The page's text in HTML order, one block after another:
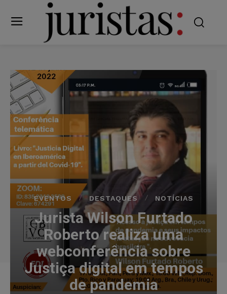
EVENTOS DESTAQUES NOTÍCIAS
Jurista Wilson Furtado
Roberto realiza uma
webconferência sobre
Justiça digital em tempos
de pandemia